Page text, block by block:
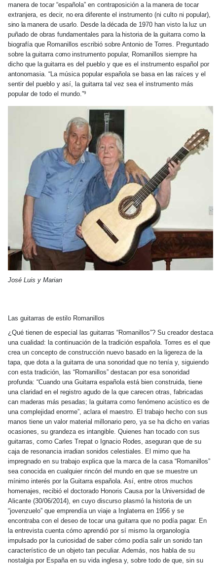
manera de tocar “española” en contraposición a lamanera de tocar
extranjera, es decir, noera diferente el instrumento (ni culto ni popular),
sino lamanera de usarlo. Desdeladécada de 1970 han vistolaluz un
puñado de obras fundamentales para la historia de la guitarra como la
biografía que Romanillos escribió sobre Antonio de Torres. Preguntado
sobre la guitarra comoinstrumento popular, Romanillos siempre ha
dicho que la guitarra es del pueblo y que es el instrumento español por
antonomasia. “La música popular española se basa en las raíces y el
sentir del pueblo y así, la guitarra tal vez sea el instrumento más
popular de todo el mundo.”9
José Luis y Marian
Las guitarras de estilo Romanillos
¿Qué tienen de especial las guitarras “Romanillos”? Su creador destaca
una cualidad: la continuación de la tradición española. Torres es el que
crea un concepto de construcción nuevo basado en la ligereza de la
tapa, que dota a la guitarra de una sonoridad que no tenía y, siguiendo
con esta tradición, las “Romanillos” destacan por esa sonoridad
profunda: “Cuando una Guitarra española está bien construida, tiene
una claridad en el registro agudo de la que carecen otras, fabricadas
can maderas más pesadas; la guitarra como fenómeno acústico es de
una complejidad enorme”, aclara el maestro. El trabajo hecho con sus
manos tiene un valor material millonario pero, ya se ha dicho en varias
ocasiones, su grandeza es intangible. Quienes han tocado con sus
guitarras, como Carles Trepat o Ignacio Rodes, aseguran que de su
caja de resonancia irradian sonidos celestiales. El mimo que ha
impregnado en su trabajo explica que la marca de la casa “Romanillos”
sea conocida en cualquier rincón del mundo en que se muestre un
mínimo interés por la Guitarra española. Así, entre otros muchos
homenajes, recibió el doctorado Honoris Causa por la Universidad de
Alicante (30/06/2014), en cuyo discurso plasmó la historia de un
“jovenzuelo” que emprendía un viaje a Inglaterra en 1956 y se
encontraba con el deseo de tocar una guitarra que no podía pagar. En
la entrevista cuenta cómo aprendió por sí mismo la organología
impulsado por la curiosidad de saber cómo podía salir un sonido tan
característico de un objeto tan peculiar. Además, nos habla de su
nostalgia por España en su vida inglesa y, sobre todo de que, sin su